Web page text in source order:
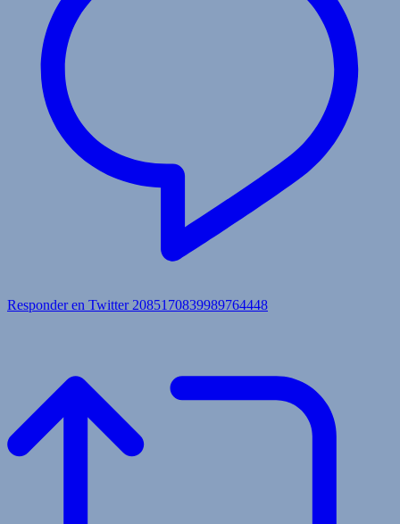
Responder en Twitter 2085170839989764448